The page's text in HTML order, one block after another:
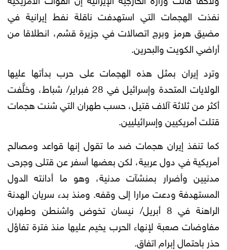
نفذت الهجمات التي استهدفت ناقلة نفط إيرانية في
مضيق هرمز وبرج اتصالات في جزيرة قشم، انطلاقا من
أراضي الكويت والبحرين.
وترد إيران بمثل هذه الهجمات على حرب بدأتها عليها
الولايات المتحدة وإسرائيل في 28 فبراير/ شباط، وخلَّفت
أكثر من ثلاثة آلاف قتيل، حسب طهران التي شنت هجمات
قتلت أمريكيين وإسرائيليين.
كما تنفذ إيران هجمات ضد ما تقول إنها قواعد ومصالح
أمريكية في دول عربية، لكن بعضها أسفر عن قتلى وجرحى
مدنيين وأضرار بمنشآت مدنية، وهو ما أدانته الدول
المستهدفة ودعت مرارا إلى وقفه. ومنذ بدء سريان الهدنة
الراهنة في 8 أبريل/ نيسان تخوض واشنطن وطهران
مفاوضات صعبة لإنهاء الحرب يخيم عليها منذ فترة تفاؤل
حذر باحتمال إبرام اتفاق.